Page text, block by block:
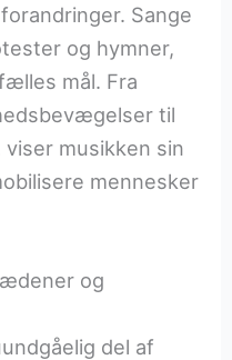
Sange
og hymner,
mål. Fra
til
musikken sin
mennesker
og
del af